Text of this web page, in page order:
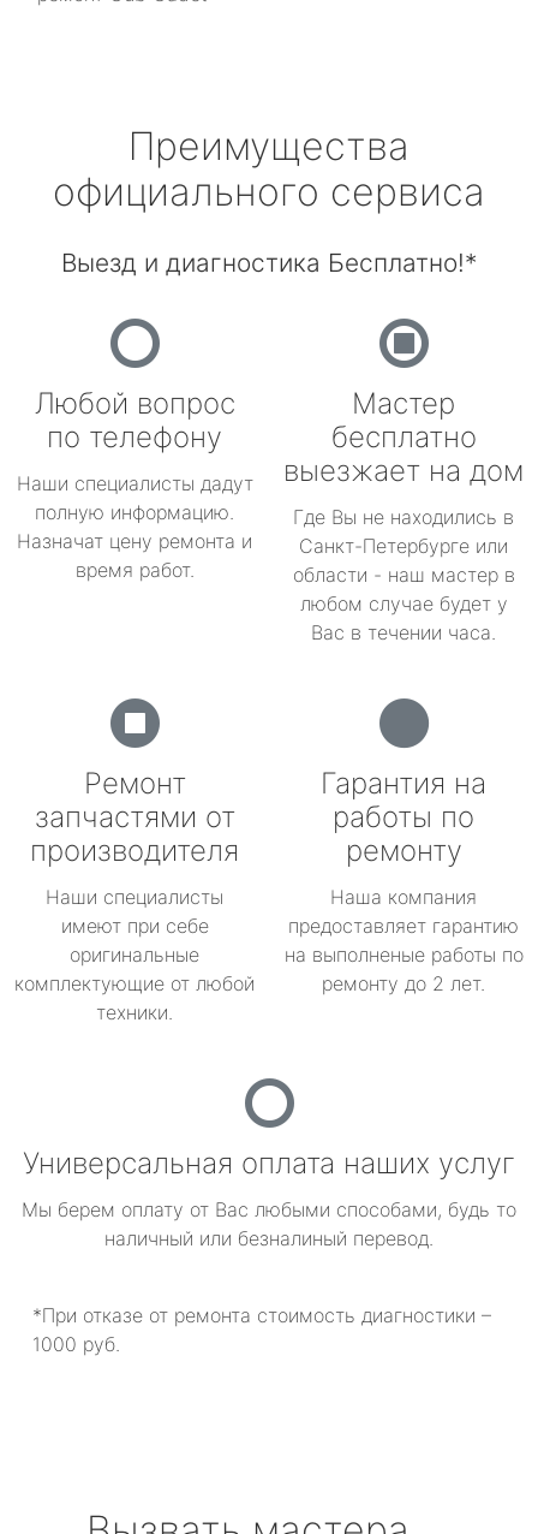
Преимущества
официального сервиса
Выезд и диагностика Бесплатно!*
Любой вопрос
по телефону
Наши специалисты дадут
полную информацию.
Назначат цену ремонта и
время работ.
Мастер
бесплатно
выезжает на дом
Где Вы не находились в
Санкт-Петербурге или
области - наш мастер в
любом случае будет у
Вас в течении часа.
Ремонт
запчастями от
производителя
Наши специалисты
имеют при себе
оригинальные
комплектующие от любой
техники.
Гарантия на
работы по
ремонту
Наша компания
предоставляет гарантию
на выполненые работы по
ремонту до 2 лет.
Универсальная оплата наших услуг
Мы берем оплату от Вас любыми способами, будь то
наличный или безналиный перевод.
*При отказе от ремонта стоимость диагностики –
1000 руб.